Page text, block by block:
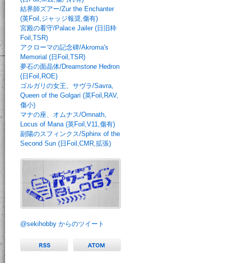
結界師ズアー/Zur the Enchanter
(英Foil,ジャッジ報奨,傷有)
宮殿の看守/Palace Jailer (日旧枠
Foil,TSR)
アクローマの記念碑/Akroma's
Memorial (日Foil,TSR)
夢石の面晶体/Dreamstone Hedron
(日Foil,ROE)
ゴルガリの女王、サヴラ/Savra,
Queen of the Golgari (英Foil,RAV,
傷小)
マナの座、オムナス/Omnath,
Locus of Mana (英Foil,V11,傷有)
副陽のスフィンクス/Sphinx of the
Second Sun (日Foil,CMR,拡張)
@sekihobby からのツイート